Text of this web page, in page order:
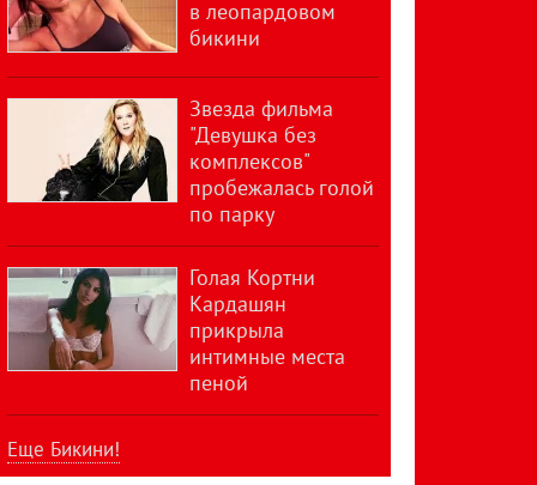
в леопардовом
бикини
Звезда фильма
"Девушка без
комплексов"
пробежалась голой
по парку
Голая Кортни
Кардашян
прикрыла
интимные места
пеной
Еще Бикини!